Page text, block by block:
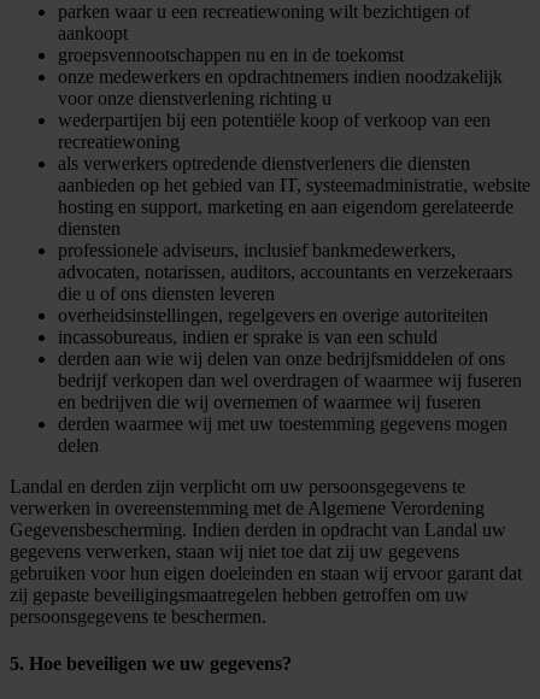
parken waar u een recreatiewoning wilt bezichtigen of
aankoopt
groepsvennootschappen nu en in de toekomst
onze medewerkers en opdrachtnemers indien noodzakelijk
voor onze dienstverlening richting u
wederpartijen bij een potentiële koop of verkoop van een
recreatiewoning
als verwerkers optredende dienstverleners die diensten
aanbieden op het gebied van IT, systeemadministratie, website
hosting en support, marketing en aan eigendom gerelateerde
diensten
professionele adviseurs, inclusief bankmedewerkers,
advocaten, notarissen, auditors, accountants en verzekeraars
die u of ons diensten leveren
overheidsinstellingen, regelgevers en overige autoriteiten
incassobureaus, indien er sprake is van een schuld
derden aan wie wij delen van onze bedrijfsmiddelen of ons
bedrijf verkopen dan wel overdragen of waarmee wij fuseren
en bedrijven die wij overnemen of waarmee wij fuseren
derden waarmee wij met uw toestemming gegevens mogen
delen
Landal en derden zijn verplicht om uw persoonsgegevens te
verwerken in overeenstemming met de Algemene Verordening
Gegevensbescherming. Indien derden in opdracht van Landal uw
gegevens verwerken, staan wij niet toe dat zij uw gegevens
gebruiken voor hun eigen doeleinden en staan wij ervoor garant dat
zij gepaste beveiligingsmaatregelen hebben getroffen om uw
persoonsgegevens te beschermen.
5. Hoe beveiligen we uw gegevens?